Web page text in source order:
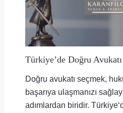
Türkiye’de Doğru
Doğru avukatı seçmek,
başarıya ulaşmanızı
adımlardan biridir.